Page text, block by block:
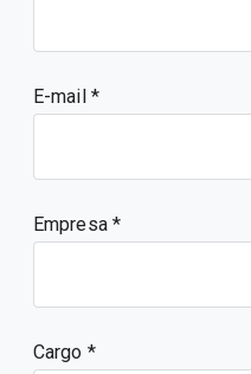
E-mail
Empresa
Cargo